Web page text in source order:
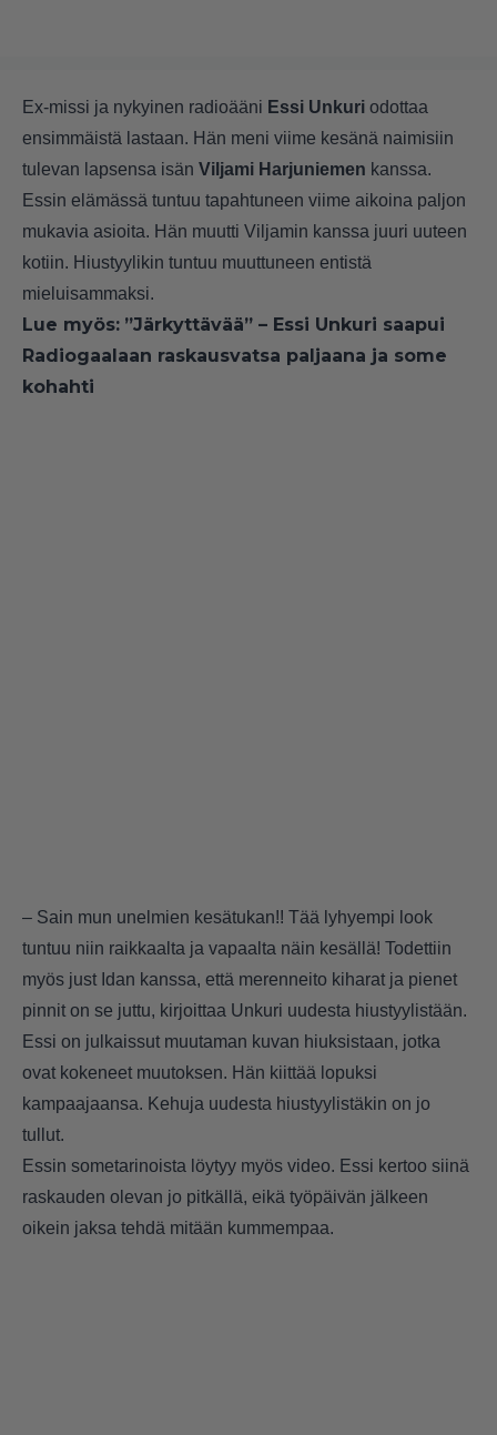
Ex-missi ja nykyinen radioääni Essi Unkuri odottaa
ensimmäistä lastaan. Hän meni viime kesänä naimisiin
tulevan lapsensa isän Viljami Harjuniemen kanssa.
Essin elämässä tuntuu tapahtuneen viime aikoina paljon
mukavia asioita. Hän muutti Viljamin kanssa juuri uuteen
kotiin. Hiustyylikin tuntuu muuttuneen entistä
mieluisammaksi.
Lue myös: ”Järkyttävää” – Essi Unkuri saapui
Radiogaalaan raskausvatsa paljaana ja some
kohahti
– Sain mun unelmien kesätukan!! Tää lyhyempi look
tuntuu niin raikkaalta ja vapaalta näin kesällä! Todettiin
myös just Idan kanssa, että merenneito kiharat ja pienet
pinnit on se juttu, kirjoittaa Unkuri uudesta hiustyylistään.
Essi on julkaissut muutaman kuvan hiuksistaan, jotka
ovat kokeneet muutoksen. Hän kiittää lopuksi
kampaajaansa. Kehuja uudesta hiustyylistäkin on jo
tullut.
Essin sometarinoista löytyy myös video. Essi kertoo siinä
raskauden olevan jo pitkällä, eikä työpäivän jälkeen
oikein jaksa tehdä mitään kummempaa.